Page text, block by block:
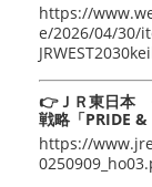
https://
e/2026/04/30/
👉ＪＲ東日本
戦略「PRIDE
https://